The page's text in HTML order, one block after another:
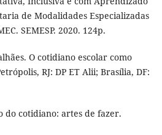
de Modalidades Especializadas
SEMESP. 2020. 124p.
O cotidiano escolar como
RJ: DP ET Alii; Brasília, DF:
do cotidiano: artes de fazer.